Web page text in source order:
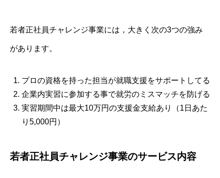
若者正社員チャレンジ事業には，大きく次の3つの強み
があります。
プロの資格を持った担当が就職支援をサポートしてる
企業内実習に参加する事で就労のミスマッチを防げる
実習期間中は最大10万円の支援金支給あり（1日あた
り5,000円）
若者正社員チャレンジ事業のサービス内容